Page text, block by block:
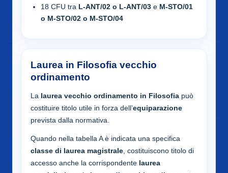
18 CFU tra L-ANT/02 o L-ANT/03 e M-STO/01
o M-STO/02 o M-STO/04
Laurea in Filosofia vecchio
ordinamento
La laurea vecchio ordinamento in Filosofia può
costituire titolo utile in forza dell’equiparazione
prevista dalla normativa.
Quando nella tabella A è indicata una specifica
classe di laurea magistrale , costituiscono titolo di
accesso anche la corrispondente laurea